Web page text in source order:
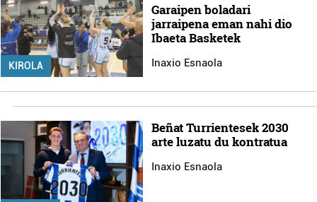
KIROLA
Garaipen boladari
jarraipena eman nahi dio
Ibaeta Basketek
Inaxio Esnaola
Beñat Turrientesek 2030
arte luzatu du kontratua
Inaxio Esnaola